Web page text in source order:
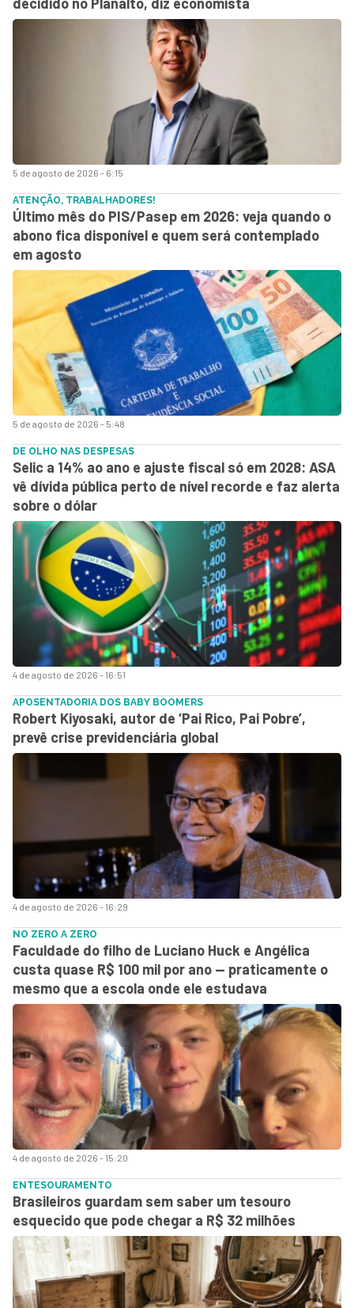
5 de agosto de 2026 - 6:15
5 de agosto de 2026 - 5:48
ATENÇÃO, TRABALHADORES!
Último mês do PIS/Pasep em 2026: veja quando o
abono fica disponível e quem será contemplado
em agosto
4 de agosto de 2026 - 16:51
DE OLHO NAS DESPESAS
Selic a 14% ao ano e ajuste fiscal só em 2028: ASA
vê dívida pública perto de nível recorde e faz alerta
sobre o dólar
4 de agosto de 2026 - 16:29
APOSENTADORIA DOS BABY BOOMERS
Robert Kiyosaki, autor de ‘Pai Rico, Pai Pobre’,
prevê crise previdenciária global
4 de agosto de 2026 - 15:20
NO ZERO A ZERO
Faculdade do filho de Luciano Huck e Angélica
custa quase R$ 100 mil por ano — praticamente o
mesmo que a escola onde ele estudava
ENTESOURAMENTO
Brasileiros guardam sem saber um tesouro
esquecido que pode chegar a R$ 32 milhões